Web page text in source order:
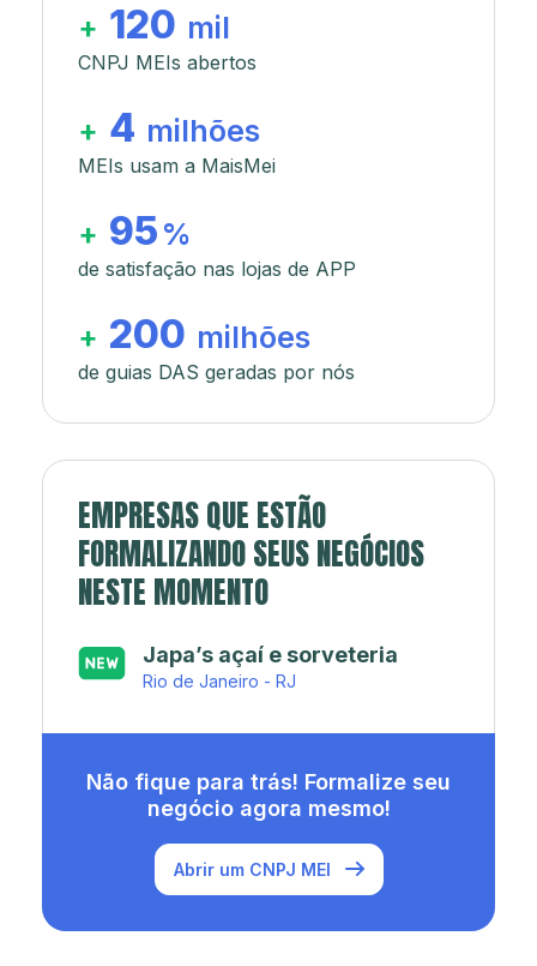
+ 120 mil
CNPJ MEIs abertos
+ 4 milhões
MEIs usam a MaisMei
+ 95 %
de satisfação nas lojas de APP
+ 200 milhões
de guias DAS geradas por nós
EMPRESAS QUE ESTÃO
FORMALIZANDO SEUS NEGÓCIOS
NESTE MOMENTO
Japa’s açaí e sorveteria
Rio de Janeiro - RJ
Não fique para trás! Formalize seu
negócio agora mesmo!
Abrir um CNPJ MEI